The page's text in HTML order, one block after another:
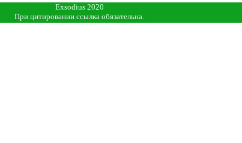
Exsodius 2020
При цитировании ссылка обязательна.